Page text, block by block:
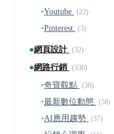
▪Youtube (22)
▪Pinterest (3)
●網頁設計 (32)
●網路行銷 (336)
▪奇寶觀點 (30)
▪最新數位動態 (58)
▪AI應用趨勢 (37)